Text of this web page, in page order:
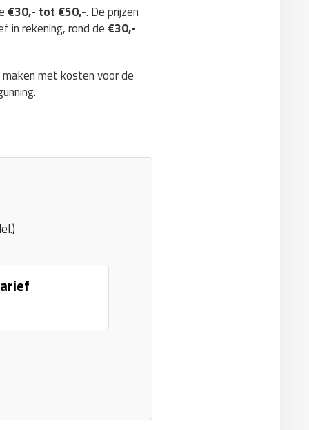
€30,- tot €50,-. De prijzen
in rekening, rond de €30,-
met kosten voor de